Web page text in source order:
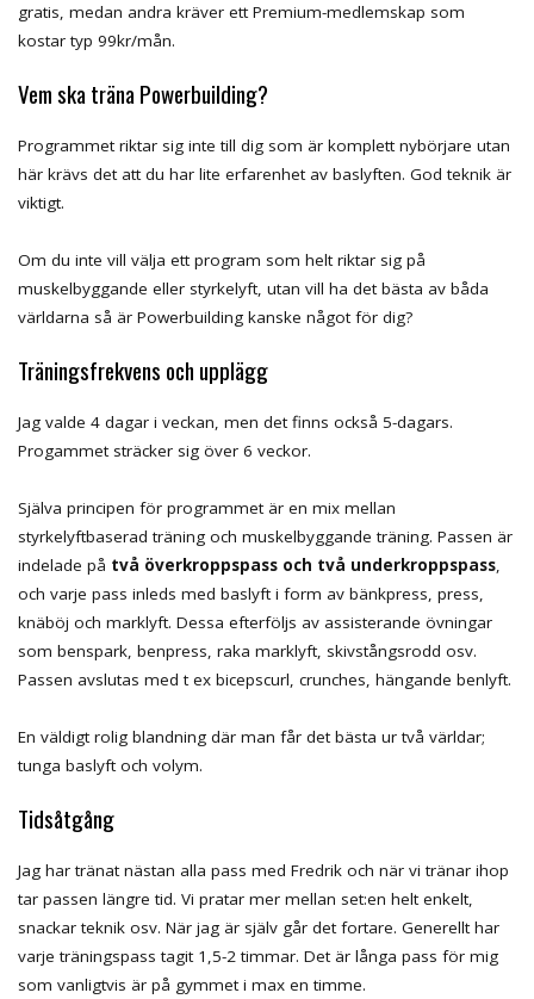
gratis, medan andra kräver ett Premium-medlemskap som
kostar typ 99kr/mån.
Vem ska träna Powerbuilding?
Programmet riktar sig inte till dig som är komplett nybörjare utan
här krävs det att du har lite erfarenhet av baslyften. God teknik är
viktigt.
Om du inte vill välja ett program som helt riktar sig på
muskelbyggande eller styrkelyft, utan vill ha det bästa av båda
världarna så är Powerbuilding kanske något för dig?
Träningsfrekvens och upplägg
Jag valde 4 dagar i veckan, men det finns också 5-dagars.
Progammet sträcker sig över 6 veckor.
Själva principen för programmet är en mix mellan
styrkelyftbaserad träning och muskelbyggande träning. Passen är
indelade på två överkroppspass och två underkroppspass,
och varje pass inleds med baslyft i form av bänkpress, press,
knäböj och marklyft. Dessa efterföljs av assisterande övningar
som benspark, benpress, raka marklyft, skivstångsrodd osv.
Passen avslutas med t ex bicepscurl, crunches, hängande benlyft.
En väldigt rolig blandning där man får det bästa ur två världar;
tunga baslyft och volym.
Tidsåtgång
Jag har tränat nästan alla pass med Fredrik och när vi tränar ihop
tar passen längre tid. Vi pratar mer mellan set:en helt enkelt,
snackar teknik osv. När jag är själv går det fortare. Generellt har
varje träningspass tagit 1,5-2 timmar. Det är långa pass för mig
som vanligtvis är på gymmet i max en timme.